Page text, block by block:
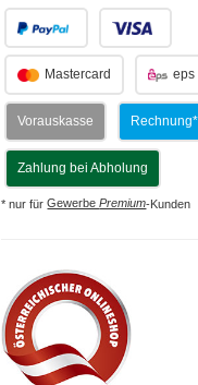
Mastercard eps
Vorauskasse Rechnung*
Zahlung bei Abholung
* nur fürGewerbePremium-Kunden